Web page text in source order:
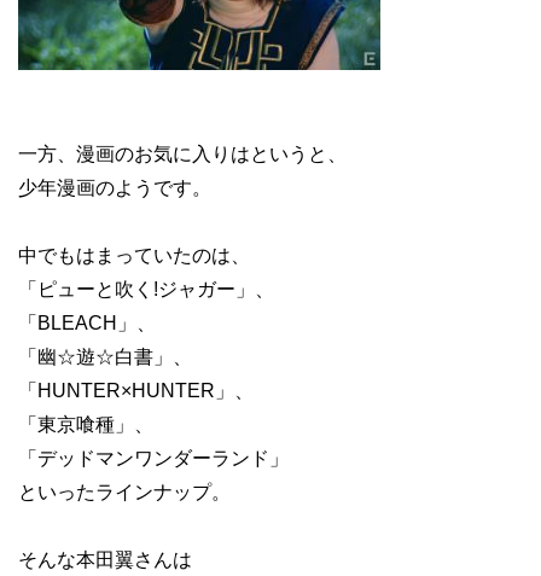
一方、漫画のお気に入りはというと、
少年漫画のようです。
中でもはまっていたのは、
「ピューと吹く!ジャガー」、
「BLEACH」、
「幽☆遊☆白書」、
「HUNTER×HUNTER」、
「東京喰種」、
「デッドマンワンダーランド」
といったラインナップ。
そんな本田翼さんは